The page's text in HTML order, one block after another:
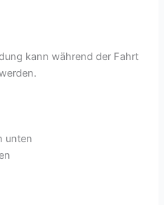
kann während der Fahrt
unten